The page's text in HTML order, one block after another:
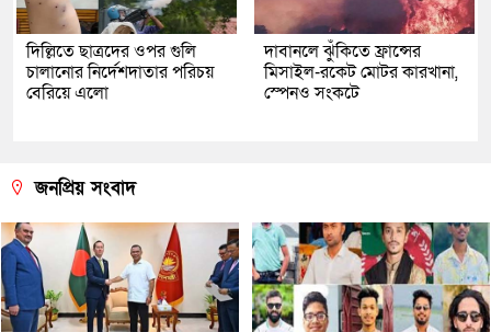
দিল্লিতে ছাত্রদের ওপর গুলি
চালানোর নির্দেশদাতার পরিচয়
বেরিয়ে এলো
দাবানলে ঝুঁকিতে ফ্রান্সের
মিসাইল-রকেট মোটর কারখানা,
স্পেনও সংকটে
জনপ্রিয় সংবাদ